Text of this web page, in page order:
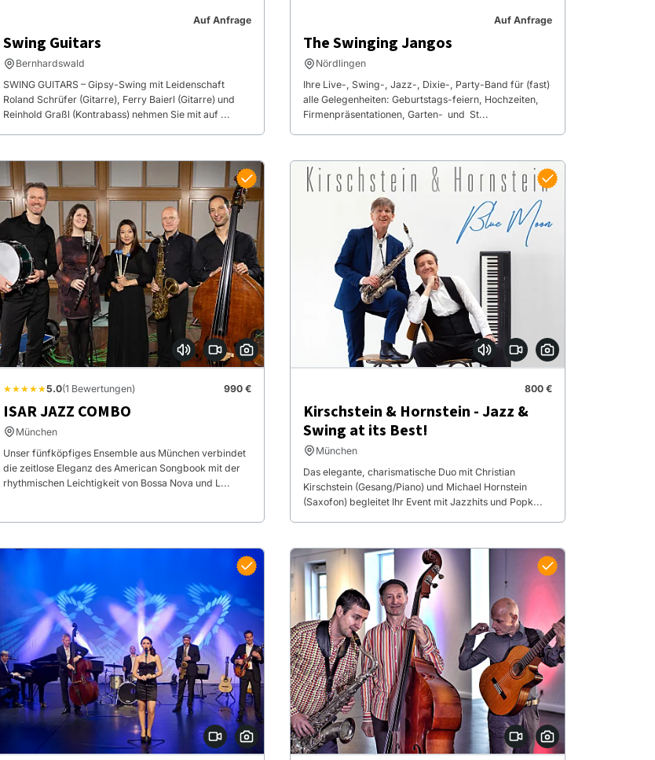
Auf Anfrage
Swing Guitars
Bernhardswald
SWING GUITARS – Gipsy-Swing mit Leidenschaft
Roland Schrüfer (Gitarre), Ferry Baierl (Gitarre) und
Reinhold Graßl (Kontrabass) nehmen Sie mit auf ...
Auf Anfrage
The Swinging Jangos
Nördlingen
Ihre Live-, Swing-, Jazz-, Dixie-, Party-Band für (fast)
alle Gelegenheiten: Geburtstags-feiern, Hochzeiten,
Firmenpräsentationen, Garten- und St...
★★★★★5.0(1 Bewertungen) 990 €
ISAR JAZZ COMBO
München
Unser fünfköpfiges Ensemble aus München verbindet
die zeitlose Eleganz des American Songbook mit der
rhythmischen Leichtigkeit von Bossa Nova und L...
800 €
Kirschstein & Hornstein - Jazz &
Swing at its Best!
München
Das elegante, charismatische Duo mit Christian
Kirschstein (Gesang/Piano) und Michael Hornstein
(Saxofon) begleitet Ihr Event mit Jazzhits und Popk...